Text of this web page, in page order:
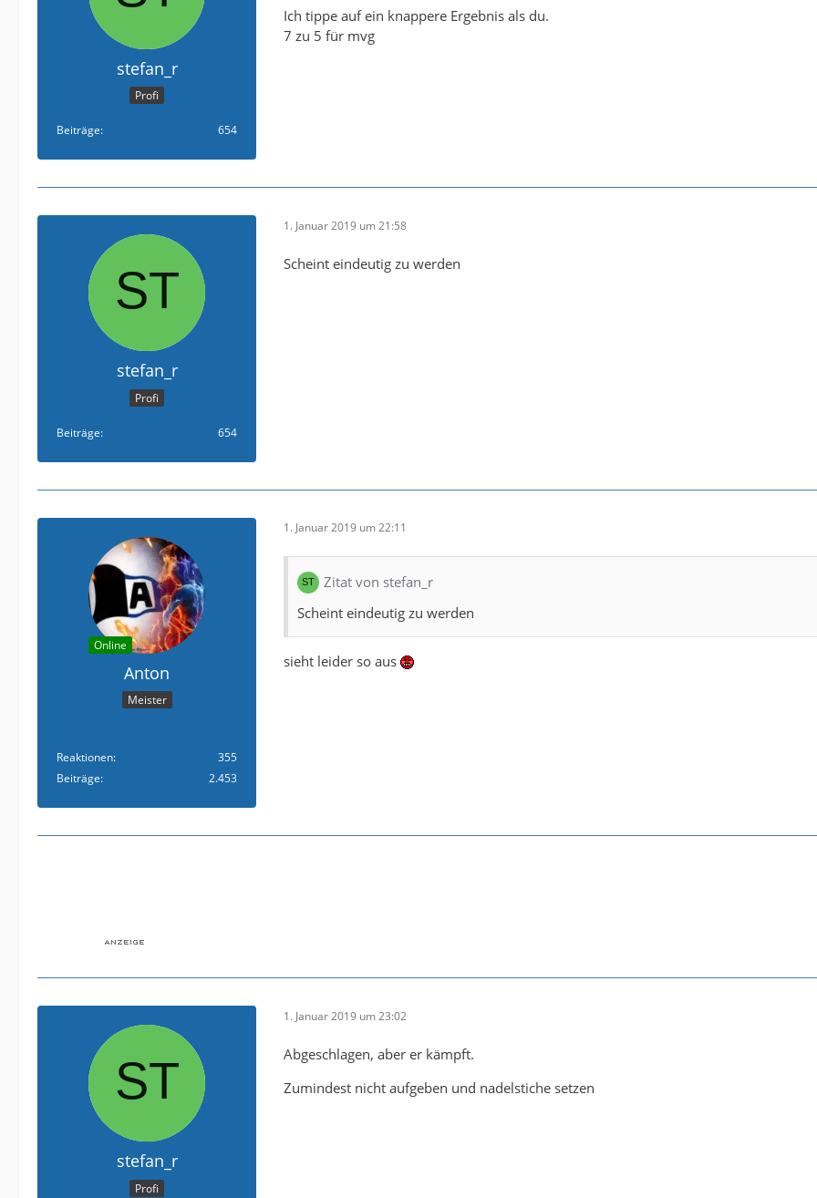
stefan_r
Profi
Beiträge 654
Ich tippe auf ein knappere Ergebnis als du.
7 zu 5 für mvg
stefan_r
Profi
Beiträge 654
1. Januar 2019 um 21:58
Scheint eindeutig zu werden
Online
Anton
Meister
Reaktionen
355
Beiträge
2.453
1. Januar 2019 um 22:11
Zitat von stefan_r
Scheint eindeutig zu werden
sieht leider so aus
stefan_r
Profi
1. Januar 2019 um 23:02
Abgeschlagen, aber er kämpft.
Zumindest nicht aufgeben und nadelstiche setzen